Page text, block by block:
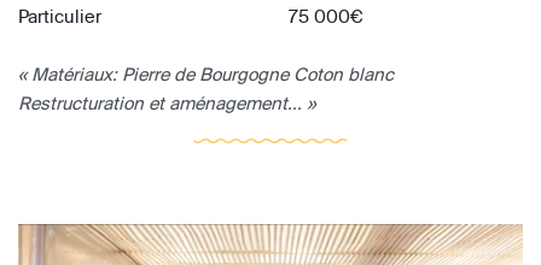
Particulier
75 000€
« Matériaux: Pierre de Bourgogne Coton blanc
Restructuration et aménagement... »